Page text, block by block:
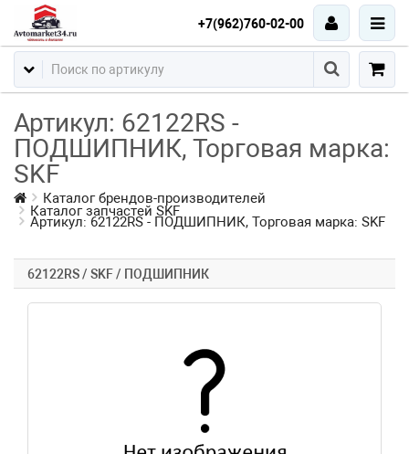
+7(962)760-02-00
Артикул: 62122RS -
ПОДШИПНИК, Торговая марка:
SKF
Каталог брендов-производителей
Каталог запчастей SKF
Артикул: 62122RS - ПОДШИПНИК, Торговая марка: SKF
62122RS / SKF / ПОДШИПНИК